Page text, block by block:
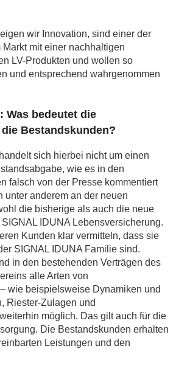
wir Innovation, sind einer der
mit einer nachhaltigen
LV-Produkten und wollen so
und entsprechend wahrgenommen
Was bedeutet die
Bestandskunden?
sich hierbei nicht um einen
wie es in den
falsch von der Presse kommentiert
unter anderem an der neuen
die bisherige als auch die neue
IDUNA Lebensversicherung.
Kunden klar vermitteln, dass sie
SIGNAL IDUNA Familie sind.
in den bestehenden Verträgen des
alle Arten von
wie beispielsweise Dynamiken und
Riester-Zulagen und
möglich. Das gilt auch für die
Die Bestandskunden erhalten
Leistungen und den